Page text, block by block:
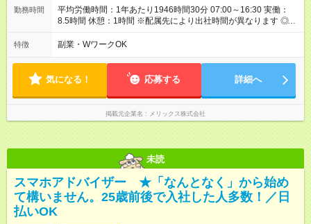
勤務時間
平均労働時間：1年あたり1946時間30分 07:00～16:30 実働：
8.5時間 休憩：1時間 ※配属先により出社時間が異なります ◎基
本は定時退社となります！夜遅くまでの残業はありません。 残
業が少なく、プライベート時間も充実出来ます。 オンオフがつ
す。 平均労働時間：1年あたり1946時間30分 07:00～16:30 実
働：8.5時間 休憩：1時間 ※配属先により出社時間が異なります
◎基本は定時退社となります！夜遅くまでの残業はありません。
残業が少なく、プライベート時間も充実出来ます。 オンオフが
つきやすく自分時間を楽しめ、家族時間も大切にできる環境で
す。
特徴 副業・WワークOK
気になる！ 応募する 詳細へ
掲載元企業名 メリックス株式会社
未読
スマホアドバイザー ★「なんとなく」から始め
て構いません。25歳前後で入社した人多数！／日
払いOK